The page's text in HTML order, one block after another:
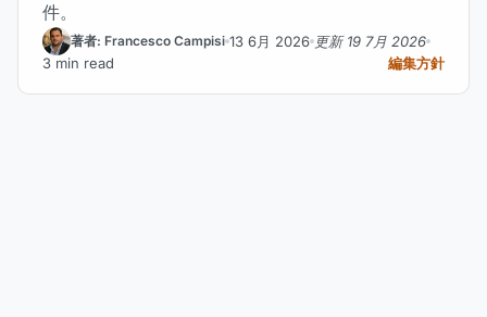
件。
著者: Francesco Campisi 13 6月 2026 更新 19 7月 2026
3 min read
編集方針